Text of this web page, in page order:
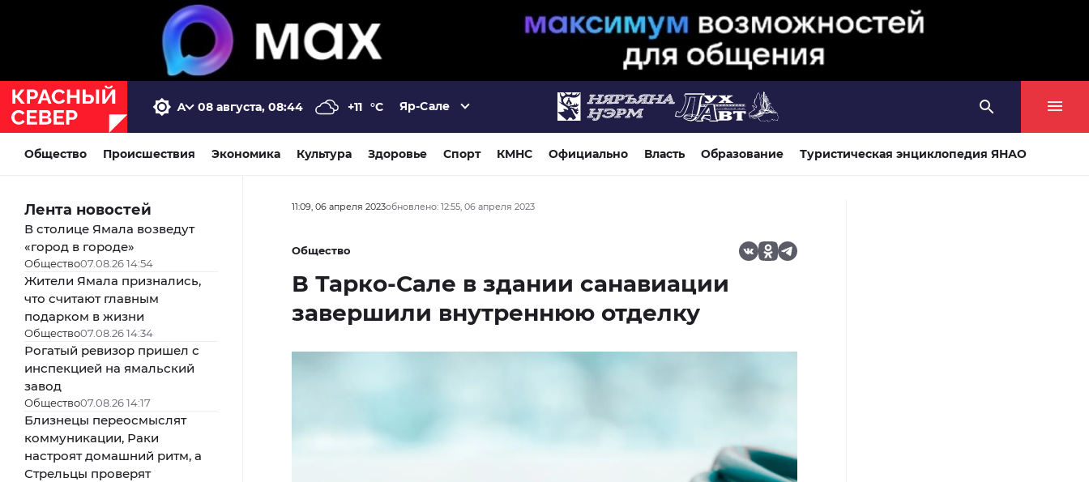
08 августа, 08:44 +11 °C Яр-Сале
Общество Происшествия Экономика Культура Здоровье Спорт КМНС Официально Власть Образование Туристическая энциклопедия ЯНАО
Лента новостей
В столице Ямала возведут
«город в городе»
Общество07.08.26 14:54
Жители Ямала признались,
что считают главным
подарком в жизни
Общество07.08.26 14:34
Рогатый ревизор пришел с
инспекцией на ямальский
завод
Общество07.08.26 14:17
Близнецы переосмыслят
коммуникации, Раки
настроят домашний ритм, а
Стрельцы проверят
11:09, 06 апреля 2023обновлено: 12:55, 06 апреля 2023
Общество
В Тарко-Сале в здании санавиации
завершили внутреннюю отделку